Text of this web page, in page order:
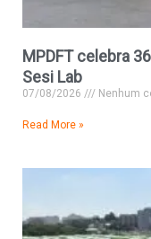
MPDFT celebra
Sesi Lab
07/08/2026 Nenhum
Read More »